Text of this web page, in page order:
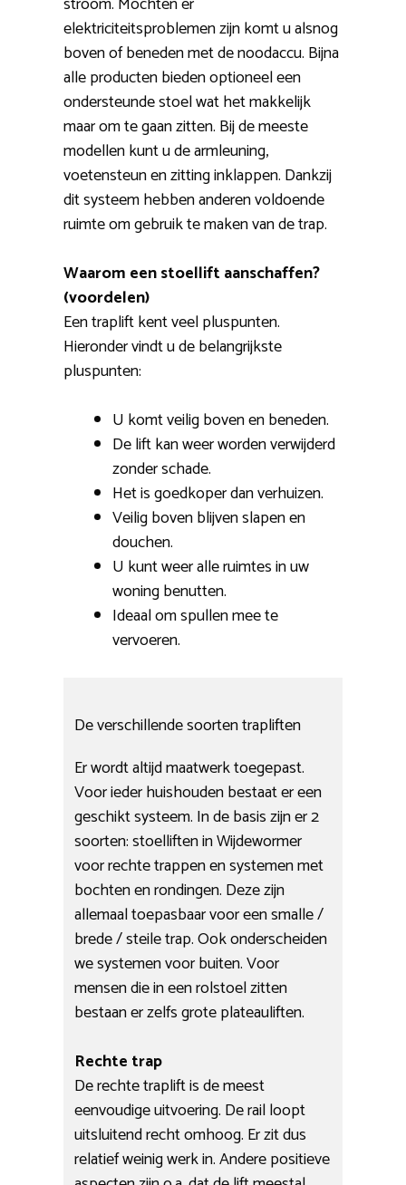
elektriciteitsproblemen zijn komt u alsnog
boven of beneden met de noodaccu. Bijna
alle producten bieden optioneel een
ondersteunde stoel wat het makkelijk
maar om te gaan zitten. Bij de meeste
modellen kunt u de armleuning,
voetensteun en zitting inklappen. Dankzij
dit systeem hebben anderen voldoende
ruimte om gebruik te maken van de trap.
Waarom een stoellift aanschaffen?
(voordelen)
Een traplift kent veel pluspunten.
Hieronder vindt u de belangrijkste
pluspunten:
U komt veilig boven en beneden.
De lift kan weer worden verwijderd
zonder schade.
Het is goedkoper dan verhuizen.
Veilig boven blijven slapen en
douchen.
U kunt weer alle ruimtes in uw
woning benutten.
Ideaal om spullen mee te
vervoeren.
De verschillende soorten trapliften
Er wordt altijd maatwerk toegepast.
Voor ieder huishouden bestaat er een
geschikt systeem. In de basis zijn er 2
soorten: stoelliften in Wijdewormer
voor rechte trappen en systemen met
bochten en rondingen. Deze zijn
allemaal toepasbaar voor een smalle /
brede / steile trap. Ook onderscheiden
we systemen voor buiten. Voor
mensen die in een rolstoel zitten
bestaan er zelfs grote plateauliften.
Rechte trap
De rechte traplift is de meest
eenvoudige uitvoering. De rail loopt
uitsluitend recht omhoog. Er zit dus
relatief weinig werk in. Andere positieve